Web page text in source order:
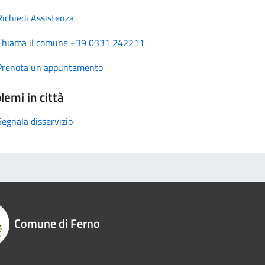
Assistenza
il comune +39 0331 242211
un appuntamento
in città
disservizio
Comune di Ferno